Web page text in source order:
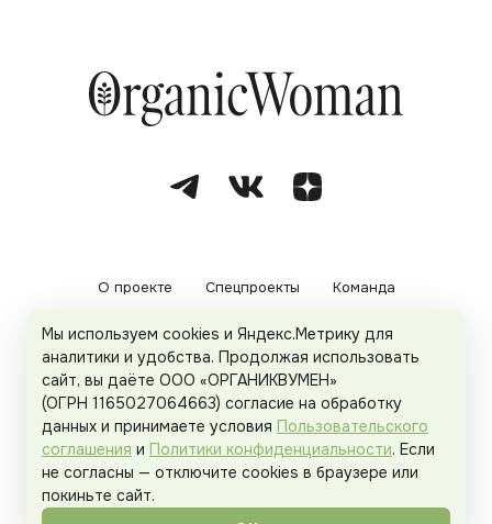
О проекте Спецпроекты Команда
Рекламодателям Политика конфиденциальности
Пользовательское соглашение
Organicwoman.ru . Все права защищены.
Мы используем cookies и Яндекс.Метрику для
аналитики и удобства. Продолжая использовать
сайт, вы даёте ООО «ОРГАНИКВУМЕН»
(ОГРН 1165027064663) согласие на обработку
данных и принимаете условия Пользовательского
соглашения и Политики конфиденциальности. Если
не согласны — отключите cookies в браузере или
покиньте сайт.